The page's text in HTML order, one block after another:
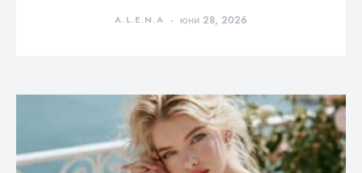
A.L.E.N.A юни 28, 2026